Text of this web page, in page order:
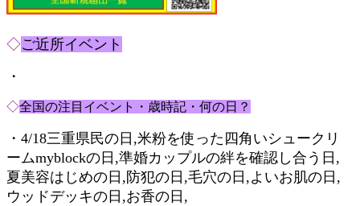
◇ご近所イベント
・
◇全国の注目イベント・歳時記・何の日？
・4/18三重県民の日,米粉を使った四角いシュークリ
ームmyblockの日,準婚カップルの絆を確認し合う日,
夏美容はじめの日,防犯の日,毛穴の日,よいお肌の日,
ウッドデッキの日,お香の日,